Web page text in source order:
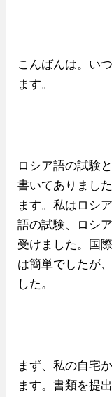
こんばんは。い
ます。
ロシア語の試験
書いてありまし
ます。私はロシ
語の試験、ロシ
受けました。国
は簡単でしたが
した。
まず、私の自宅
ます。書類を提